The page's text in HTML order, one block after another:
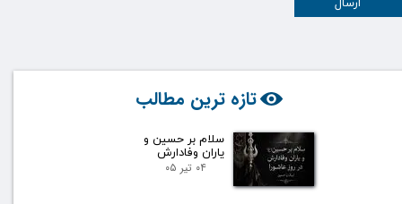
ارسال
تازه ترین مطالب
سلام بر حسین و
یاران وفادارش
۰۴ تیر ۰۵